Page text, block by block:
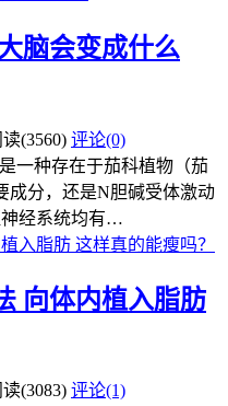
脑会变成什么
读(3560) 评论(0)
一种存在于茄科植物（茄
成分，还是N胆碱受体激动
神经系统均有…
向体内植入脂肪
读(3083) 评论(1)